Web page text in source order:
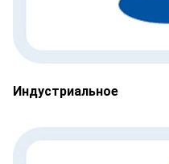
Индустриальное